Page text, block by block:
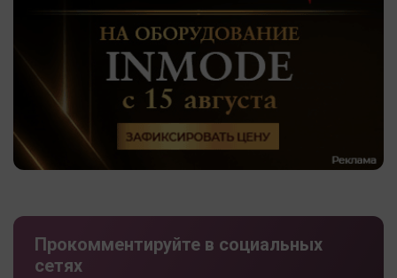
Прокомментируйте в социальных
сетях